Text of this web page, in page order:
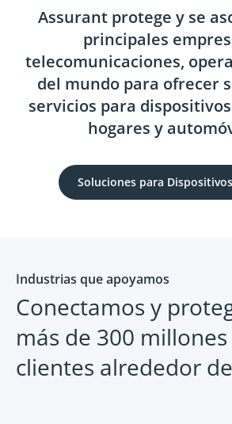
Assurant protege y se
principales
telecomunicaciones,
del mundo para ofrecer
servicios para
hogares y
Soluciones para
Industrias que apoyamos
Conectamos y
más de 300
clientes alrededor